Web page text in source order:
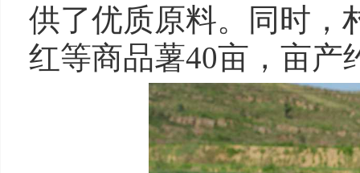
供了优质原料。同时，
红等商品薯40亩，亩产